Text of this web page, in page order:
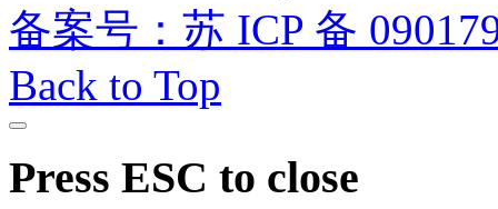
备案号：苏 ICP 备
Back to Top
Press ESC to close